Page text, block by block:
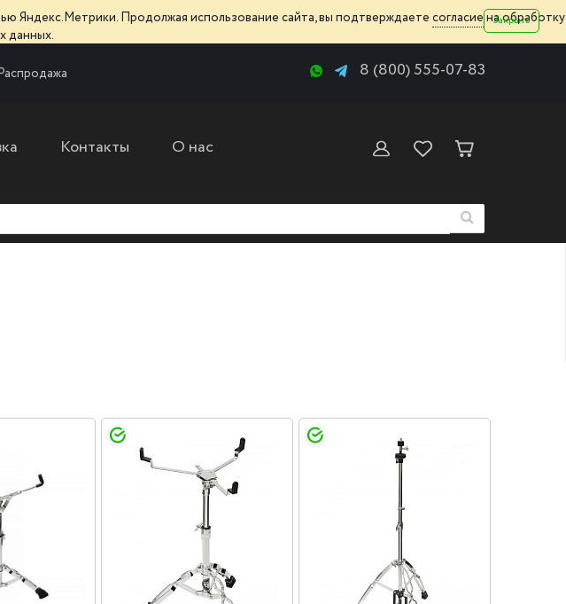
Яндекс.Метрики. Продолжая использование сайта, вы подтверждаете согласиена обработку
данных.
Закрыть
8 (800) 555-07-83
Контакты О нас